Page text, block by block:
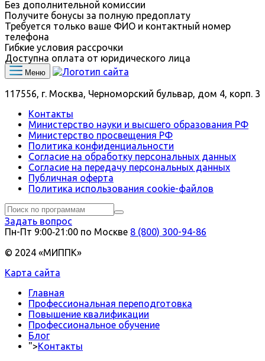
Без дополнительной комиссии
Получите бонусы за полную предоплату
Требуется только ваше ФИО и контактный номер
телефона
Гибкие условия рассрочки
Доступна оплата от юридического лица
Меню
117556, г. Москва, Черноморский бульвар, дом 4, корп. 3
Контакты
Министерство науки и высшего образования РФ
Министерство просвещения РФ
Политика конфиденциальности
Согласие на обработку персональных данных
Согласие на передачу персональных данных
Публичная оферта
Политика использования сookie-файлов
Задать вопрос
Пн-Пт 9:00‑21:00 по Москве 8 (800) 300-94-86
© 2024 «МИППК»
Карта сайта
Главная
Профессиональная переподготовка
Повышение квалификации
Профессиональное обучение
Блог
">Контакты